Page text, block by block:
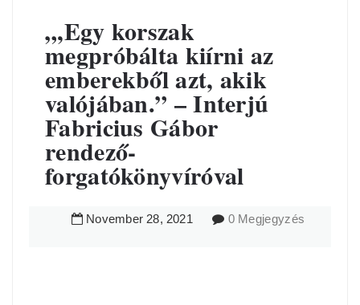
„,Egy korszak
megpróbálta kiírni az
emberekből azt, akik
valójában.” – Interjú
Fabricius Gábor
rendező-
forgatókönyvíróval
November 28, 2021 0 Megjegyzés